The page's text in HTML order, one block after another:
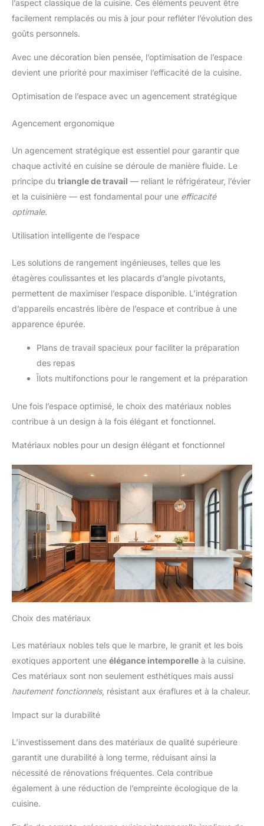
l’aspect classique de la cuisine. Ces éléments peuvent être
facilement remplacés ou mis à jour pour refléter l’évolution des
goûts personnels.
Avec une décoration bien pensée, l’optimisation de l’espace
devient une priorité pour maximiser l’efficacité de la cuisine.
Optimisation de l’espace avec un agencement stratégique
Agencement ergonomique
Un agencement stratégique est essentiel pour garantir que
chaque activité en cuisine se déroule de manière fluide. Le
principe du triangle de travail — reliant le réfrigérateur, l’évier
et la cuisinière — est fondamental pour une efficacité
optimale.
Utilisation intelligente de l’espace
Les solutions de rangement ingénieuses, telles que les
étagères coulissantes et les placards d’angle pivotants,
permettent de maximiser l’espace disponible. L’intégration
d’appareils encastrés libère de l’espace et contribue à une
apparence épurée.
Plans de travail spacieux pour faciliter la préparation
des repas
Îlots multifonctions pour le rangement et la préparation
Une fois l’espace optimisé, le choix des matériaux nobles
contribue à un design à la fois élégant et fonctionnel.
Matériaux nobles pour un design élégant et fonctionnel
Choix des matériaux
Les matériaux nobles tels que le marbre, le granit et les bois
exotiques apportent une élégance intemporelle à la cuisine.
Ces matériaux sont non seulement esthétiques mais aussi
hautement fonctionnels, résistant aux éraflures et à la chaleur.
Impact sur la durabilité
L’investissement dans des matériaux de qualité supérieure
garantit une durabilité à long terme, réduisant ainsi la
nécessité de rénovations fréquentes. Cela contribue
également à une réduction de l’empreinte écologique de la
cuisine.